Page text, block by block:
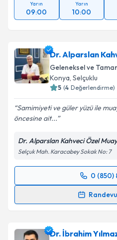
Yarın
09:00
Yarın
10:00
Dr. Alparslan
Geleneksel ve
Konya, Selçuklu
5 (4 Değerlendirme)
Samimiyeti ve güler yüzü ile
öncesine ait...
Dr. Alparslan Kahveci Özel
Selçuk Mah. Karacabey Sokak No: 7
0 (850)
Randevu Takvimi
takvim hazırlandığında
Dr. İbrahim